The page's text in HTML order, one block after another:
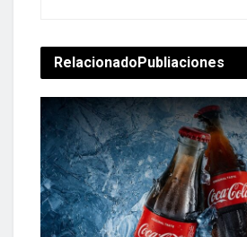
RelacionadoPubliaciones